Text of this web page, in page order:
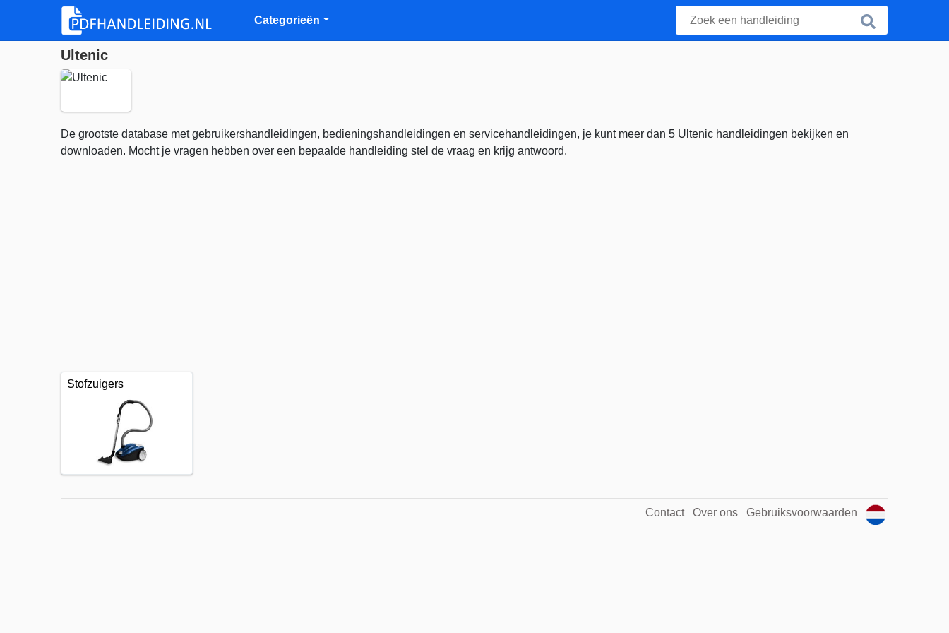
Categorieën
Ultenic
De grootste database met gebruikershandleidingen, bedieningshandleidingen en servicehandleidingen, je kunt meer dan 5 Ultenic handleidingen bekijken en
downloaden. Mocht je vragen hebben over een bepaalde handleiding stel de vraag en krijg antwoord.
Stofzuigers
Contact Over ons Gebruiksvoorwaarden